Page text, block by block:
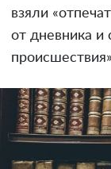
взяли
от дневника и